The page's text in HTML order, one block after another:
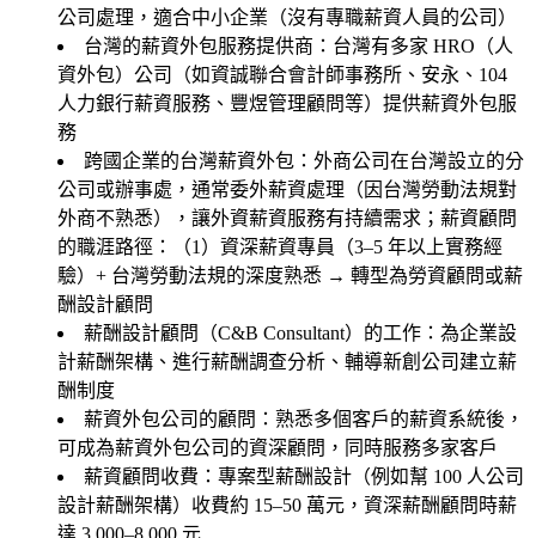
公司處理，適合中小企業（沒有專職薪資人員的公司）
台灣的薪資外包服務提供商：台灣有多家 HRO（人
資外包）公司（如資誠聯合會計師事務所、安永、104
人力銀行薪資服務、豐煜管理顧問等）提供薪資外包服
務
跨國企業的台灣薪資外包：外商公司在台灣設立的分
公司或辦事處，通常委外薪資處理（因台灣勞動法規對
外商不熟悉），讓外資薪資服務有持續需求；薪資顧問
的職涯路徑：（1）資深薪資專員（3–5 年以上實務經
驗）+ 台灣勞動法規的深度熟悉 → 轉型為勞資顧問或薪
酬設計顧問
薪酬設計顧問（C&B Consultant）的工作：為企業設
計薪酬架構、進行薪酬調查分析、輔導新創公司建立薪
酬制度
薪資外包公司的顧問：熟悉多個客戶的薪資系統後，
可成為薪資外包公司的資深顧問，同時服務多家客戶
薪資顧問收費：專案型薪酬設計（例如幫 100 人公司
設計薪酬架構）收費約 15–50 萬元，資深薪酬顧問時薪
達 3,000–8,000 元